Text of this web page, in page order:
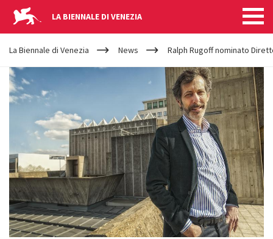
LA BIENNALE DI VENEZIA
YOUR
ARE
HERE
La Biennale di Venezia News Ralph Rugoff nominato